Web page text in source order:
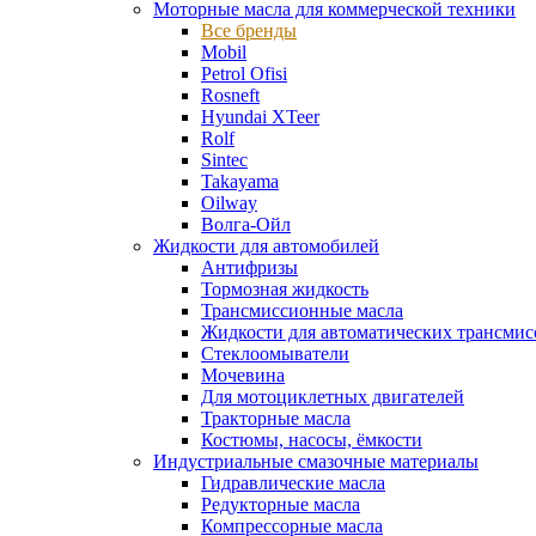
Моторные масла для коммерческой техники
Все бренды
Mobil
Petrol Ofisi
Rosneft
Hyundai XTeer
Rolf
Sintec
Takayama
Oilway
Волга-Ойл
Жидкости для автомобилей
Антифризы
Тормозная жидкость
Трансмиссионные масла
Жидкости для автоматических
Стеклоомыватели
Мочевина
Для мотоциклетных двигателей
Тракторные масла
Костюмы, насосы, ёмкости
Индустриальные смазочные материалы
Гидравлические масла
Редукторные масла
Компрессорные масла